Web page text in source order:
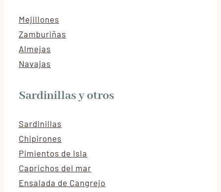
Mejillones
Zamburiñas
Almejas
Navajas
Sardinillas y otros
Sardinillas
Chipirones
Pimientos de Isla
Caprichos del mar
Ensalada de Cangrejo